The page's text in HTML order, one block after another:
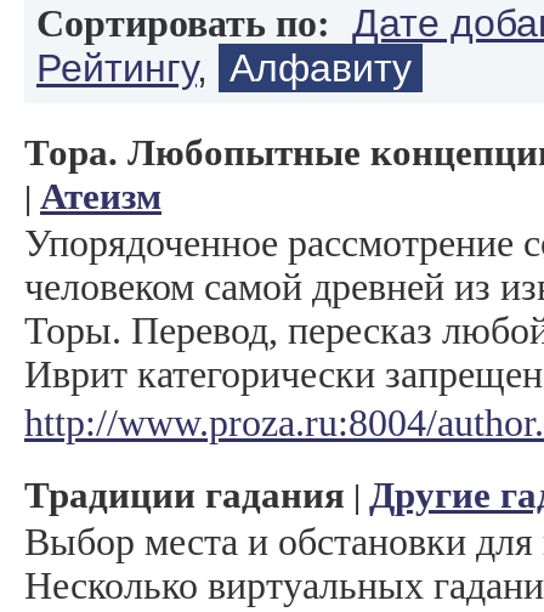
Сортировать по: Дате
Рейтингу, Алфавиту
Тора. Любопытные
| Атеизм
Упорядоченное рассмотрение
человеком самой древней из
Торы. Перевод, пересказ
Иврит категорически
http://www.proza.ru:8004/
Традиции гадания | Другие
Выбор места и обстановки для
Несколько виртуальных